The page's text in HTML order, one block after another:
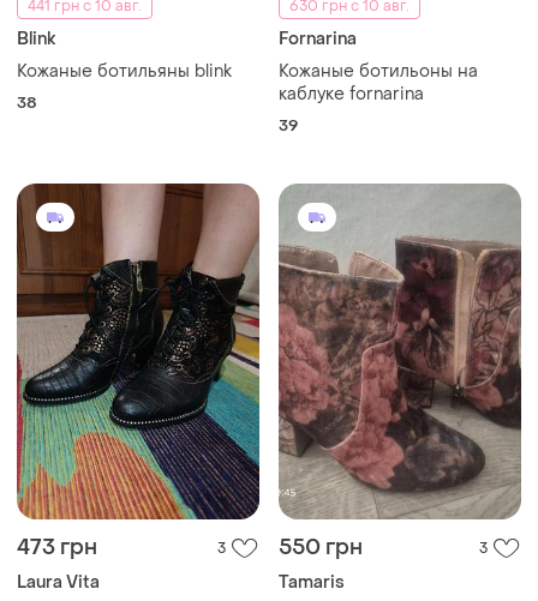
441 грн с 10 авг.
Blink
Кожаные ботильяны blink
38
630 грн с 10 авг.
Fornarina
Кожаные ботильоны на
каблуке fornarina
39
473 грн 3
Laura Vita
550 грн 3
Tamaris